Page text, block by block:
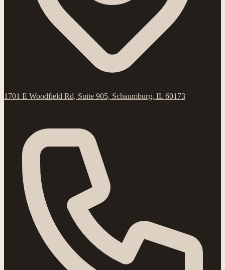
1701 E Woodfield Rd, Suite 905, Schaumburg, IL 60173